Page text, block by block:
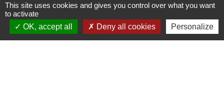
This site uses cookies and gives you control over what you want
to activate
OK, accept all
Deny all cookies Personalize